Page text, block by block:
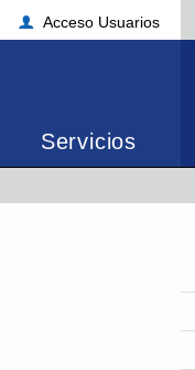
Acceso Usuarios
Servicios